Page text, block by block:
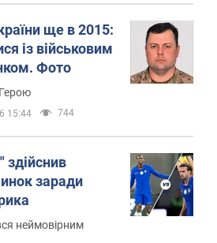
ще в 2015:
із військовим
Фото
15:44 744
здійснив
заради
неймовірним